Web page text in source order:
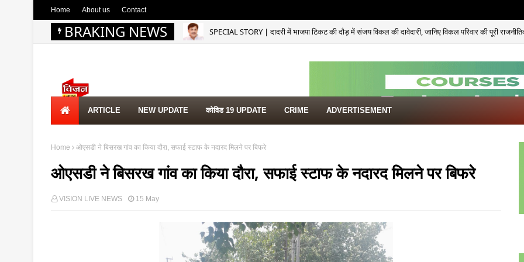
Home About us Contact
BRAKING NEWS
NEWS UPDATE SPECIAL STORY | दादरी में भाजपा टिकट की दौड़ में संजय विकल की दावेदारी, जानिए विकल परिवार की पूरी
ARTICLE NEW UPDATE कोविड 19 UPDATE CRIME ADVERTISEMENT
Home ओएसडी ने बिसरख गांव का किया दौरा, सफाई स्टाफ के नदारद मिलने पर बिफरे
ओएसडी ने बिसरख गांव का किया दौरा, सफाई स्टाफ के नदारद मिलने पर बिफरे
VISION LIVE NEWS 15 May